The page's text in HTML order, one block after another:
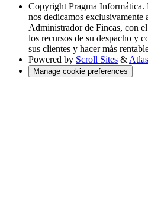
Copyright Pragma Informática.
nos dedicamos exclusivamente
Administrador de Fincas, con
los recursos de su despacho y
sus clientes y hacer más
Powered by Scroll Sites &
Manage cookie preferences